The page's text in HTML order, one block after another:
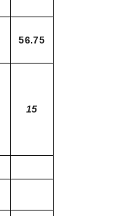
56.75
15